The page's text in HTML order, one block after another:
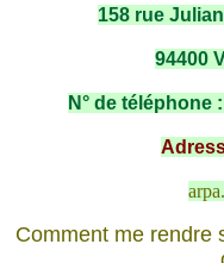
158 rue
94400
N° de téléphone
Comment me rendre